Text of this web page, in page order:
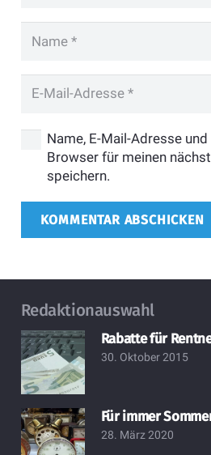
Name, E-Mail-Adresse
Browser für meinen
speichern.
KOMMENTAR ABSCHICKEN
Redaktionauswahl
Rabatte für
30. Oktober 2015
Für immer
28. März 2020